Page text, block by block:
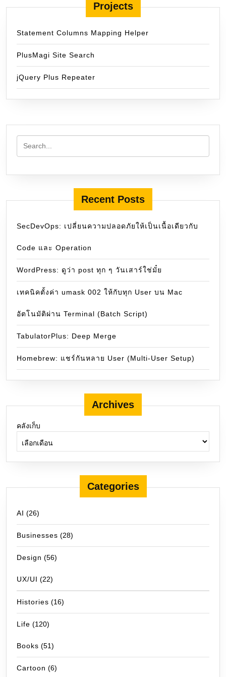
Projects
Statement Columns Mapping Helper
PlusMagi Site Search
jQuery Plus Repeater
Recent Posts
SecDevOps: เปลี่ยนความปลอดภัยให้เป็นเนื้อเดียวกับ
Code และ Operation
WordPress: ดูว่า post ทุก ๆ วันเสาร์ใช่มั๋ย
เทคนิคตั้งค่า umask 002 ให้กับทุก User บน Mac
อัตโนมัติผ่าน Terminal (Batch Script)
TabulatorPlus: Deep Merge
Homebrew: แชร์กันหลาย User (Multi-User Setup)
Archives
คลังเก็บ
Categories
AI (26)
Businesses (28)
Design (56)
UX/UI (22)
Histories (16)
Life (120)
Books (51)
Cartoon (6)